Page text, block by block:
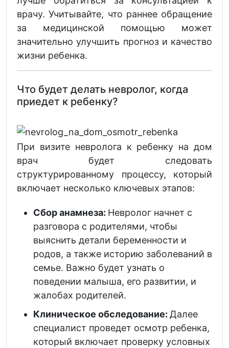
врачу. Учитывайте, что раннее обращение
за медицинской помощью может
значительно улучшить прогноз и качество
жизни ребенка.
Что будет делать невролог, когда
приедет к ребенку?
При визите невролога к ребенку на дом
врач будет следовать
структурированному процессу, который
включает несколько ключевых этапов:
Сбор анамнеза: Невролог начнет с
разговора с родителями, чтобы
выяснить детали беременности и
родов, а также историю заболеваний в
семье. Важно будет узнать о
поведении малыша, его развитии, и
жалобах родителей.
Клиническое обследование: Далее
специалист проведет осмотр ребенка,
который включает проверку условных